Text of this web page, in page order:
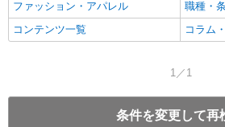
ファッション・アパレル
職種・
コンテンツ一覧
コラム
1／1
条件を変更して再